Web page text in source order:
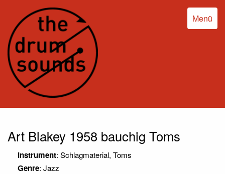
Menü
Art Blakey 1958 bauchig Toms
Instrument: Schlagmaterial, Toms
Genre: Jazz